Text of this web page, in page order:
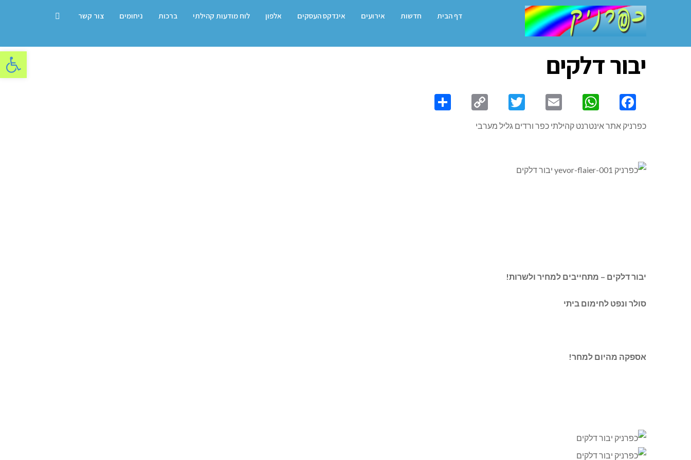
פתח
דף הבית חדשות אירועים אינדקס העסקים אלפון לוח מודעות קהילתי ברכות ניחומים צור קשר
יבור דלקים
Facebook
WhatsApp
Email
Twitter
Copy
כפרניק אתר אינטרנט קהילתי כפר ורדים גליל מערבי
יבור דלקים – מתחייבים למחיר ולשרות!
סולר ונפט לחימום ביתי
אספקה מהיום למחר!